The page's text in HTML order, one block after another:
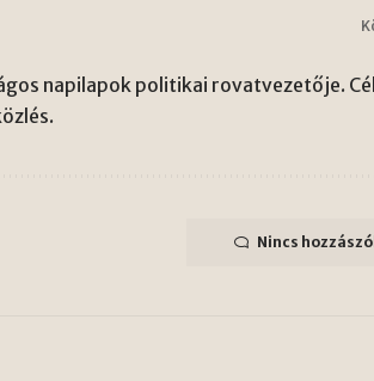
napilapok politikai rovatvezetője.
Nincs